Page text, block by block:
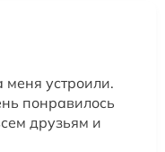
меня устроили.
понравилось
друзьям и